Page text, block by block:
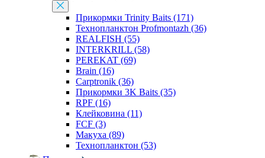
Прикормки Trinity Baits (171)
Технопланктон Profmontazh (36)
REALFISH (55)
INTERKRILL (58)
PEREKAT (69)
Brain (16)
Carptronik (36)
Прикормки 3K Baits (35)
RPF (16)
Клейковина (11)
FCF (3)
Макуха (89)
Технопланктон (53)